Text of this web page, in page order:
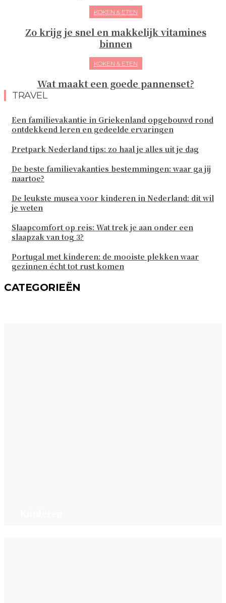
KOKEN & ETEN
Zo krijg je snel en makkelijk vitamines
binnen
KOKEN & ETEN
Wat maakt een goede pannenset?
TRAVEL
Een familievakantie in Griekenland opgebouwd rond
ontdekkend leren en gedeelde ervaringen
Pretpark Nederland tips: zo haal je alles uit je dag
De beste familievakanties bestemmingen: waar ga jij
naartoe?
De leukste musea voor kinderen in Nederland: dit wil
je weten
Slaapcomfort op reis: Wat trek je aan onder een
slaapzak van tog 3?
Portugal met kinderen: de mooiste plekken waar
gezinnen écht tot rust komen
CATEGORIEËN